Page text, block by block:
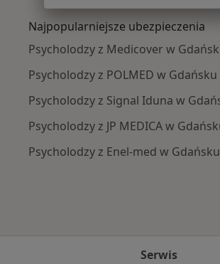
Najpopularniejsze ubezpieczenia
Psycholodzy z Medicover w
Psycholodzy z POLMED w Gdańsku
Psycholodzy z Signal Iduna w
Psycholodzy z JP MEDICA w
Psycholodzy z Enel-med w Gdańsku
Serwis